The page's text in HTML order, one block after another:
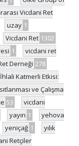
Vicdani Ret
uzay 1
Vicdani Ret 1302
1
vicdani ret
Derneği 278
Katmerli Etkisi:
ve Çalışma
53
vicdani
yayın 1
yehova
yeniçağ 1
yılık
Retçiler